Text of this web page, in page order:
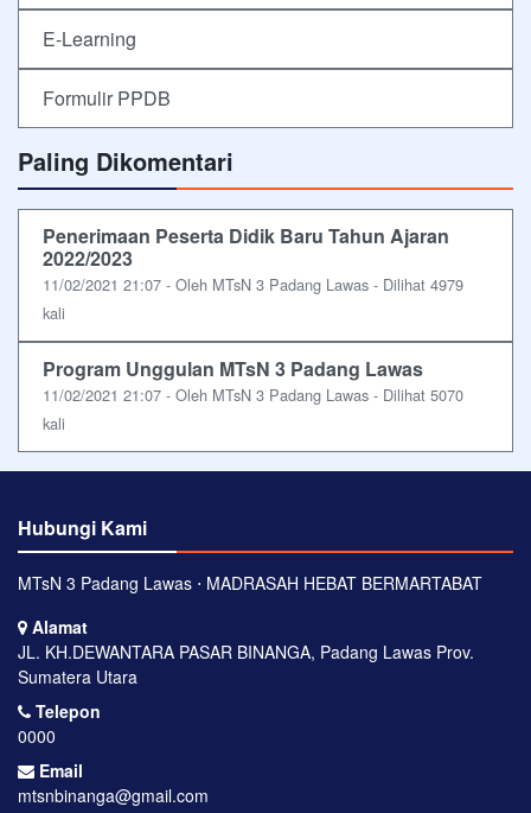
E-Learning
Formulir PPDB
Paling Dikomentari
Penerimaan Peserta Didik Baru Tahun Ajaran
2022/2023
11/02/2021 21:07 - Oleh MTsN 3 Padang Lawas - Dilihat 4979
kali
Program Unggulan MTsN 3 Padang Lawas
11/02/2021 21:07 - Oleh MTsN 3 Padang Lawas - Dilihat 5070
kali
Hubungi Kami
MTsN 3 Padang Lawas ⋅ MADRASAH HEBAT BERMARTABAT
Alamat
JL. KH.DEWANTARA PASAR BINANGA, Padang Lawas Prov.
Sumatera Utara
Telepon
0000
Email
mtsnbinanga@gmail.com